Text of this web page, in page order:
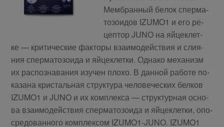
Мем­бран­ный бе­лок спер­ма­
то­зо­и­дов IZUMO1 и его ре­
цеп­тор JUNO на яй­це­клет­
ке — кри­ти­че­ские фак­то­ры вза­и­мо­дей­ствия и сли­я­
ния спер­ма­то­зо­и­да и яй­це­клет­ки. Од­на­ко ме­ха­низм
их рас­по­зна­ва­ния изу­чен пло­хо. В дан­ной ра­бо­те по­
ка­за­на кри­сталь­ная струк­ту­ра че­ло­ве­че­ских бел­ков
IZUMO1 и JUNO и их ком­плек­са — струк­тур­ная ос­но­
ва вза­и­мо­дей­ствия спер­ма­то­зо­и­да и яй­це­клет­ки, опо­
сре­до­ван­но­го ком­плек­сом IZUMO1-JUNO. IZUMO1